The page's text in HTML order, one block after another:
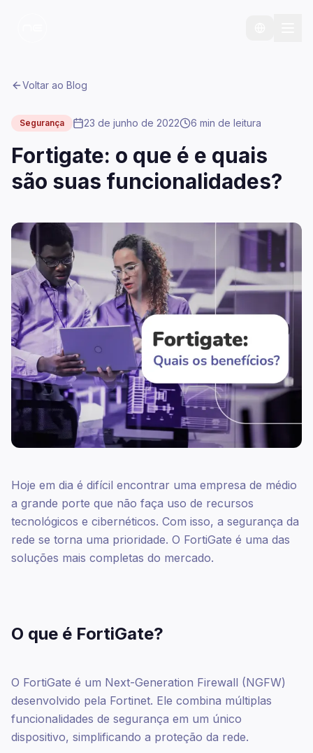
Voltar ao Blog
Segurança 23 de junho de 2022 6 min de leitura
Fortigate: o que é e quais
são suas funcionalidades?
Hoje em dia é difícil encontrar uma empresa de médio
a grande porte que não faça uso de recursos
tecnológicos e cibernéticos. Com isso, a segurança da
rede se torna uma prioridade. O FortiGate é uma das
soluções mais completas do mercado.
O que é FortiGate?
O FortiGate é um Next-Generation Firewall (NGFW)
desenvolvido pela Fortinet. Ele combina múltiplas
funcionalidades de segurança em um único
dispositivo, simplificando a proteção da rede.